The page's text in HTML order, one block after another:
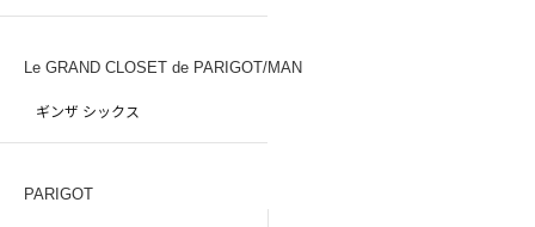
Le GRAND CLOSET de PARIGOT/MAN
ギンザ シックス
PARIGOT